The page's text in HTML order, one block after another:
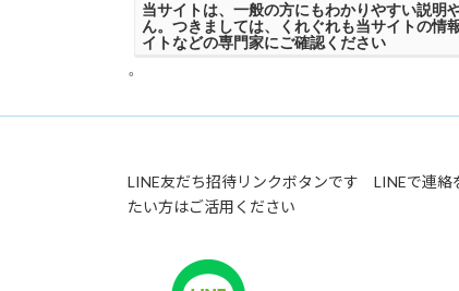
当サイトは、一般の方にもわかりやすい説明
ん。つきましては、くれぐれも当サイトの情
イトなどの専門家にご確認ください
。
LINE友だち招待リンクボタンです LINEで連絡
たい方はご活用ください